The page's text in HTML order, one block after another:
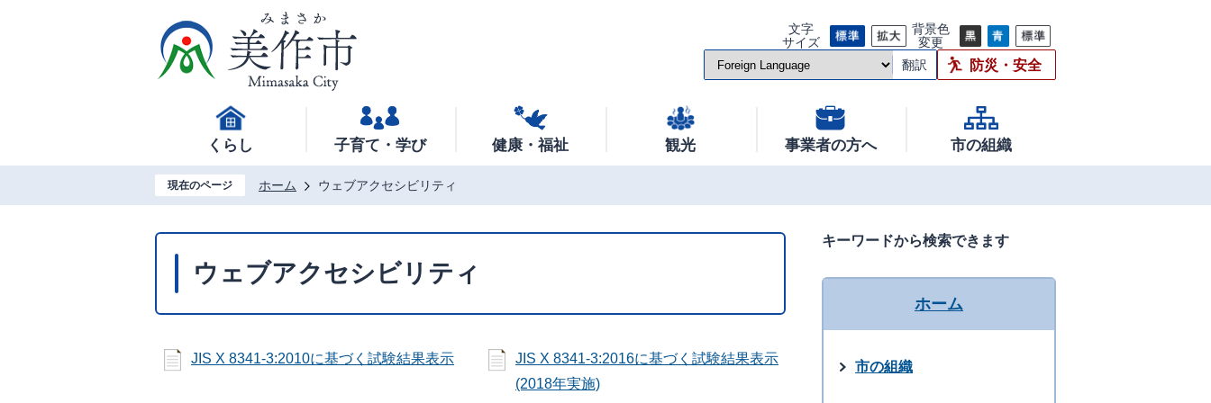
文字
サイズ
背景色
変更
翻訳
防災・安全
くらし 子育て・学び 健康・福祉 観光 事業者の方へ 市の組織
現在のページ ホーム ウェブアクセシビリティ
ウェブアクセシビリティ
JIS X 8341-3:2010に基づく試験結果表示
JIS X 8341-3:2016に基づく試験結果表示
(2018年実施)
キーワードから検索できます
ホーム
市の組織